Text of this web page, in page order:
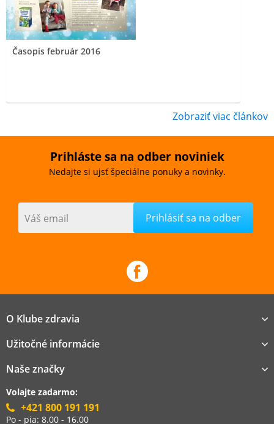
Časopis február 2016
Zobraziť viac článkov
Prihláste sa na odber noviniek
Nedajte si ujsť špeciálne ponuky a novinky.
Váš email
O Klube zdravia
Užitočné informácie
Naše značky
Volajte zadarmo:
+421 800 191 191
Po - pia: 8.00 - 16.00